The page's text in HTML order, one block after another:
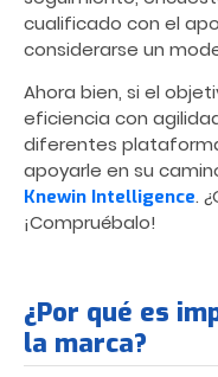
cualificado con el
considerarse un
Ahora bien, si el
eficiencia con
diferentes
apoyarle en su
Knewin Intelligence.
¡Compruébalo!
¿Por qué es
la marca?